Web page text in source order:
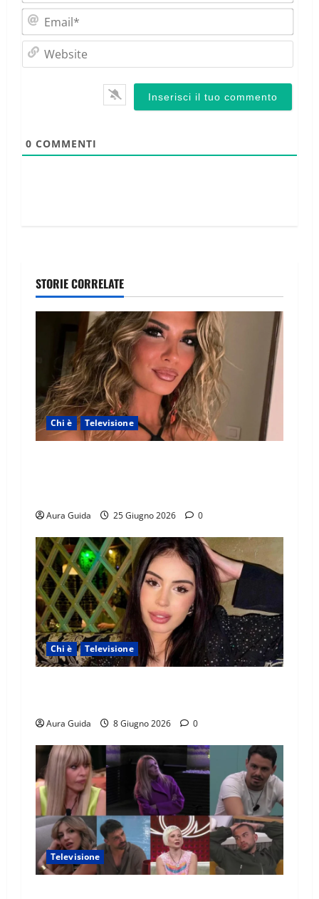
0 COMMENTI
STORIE CORRELATE
Chi è Televisione
Aura Guida 25 Giugno 2026 0
Chi è Televisione
Aura Guida 8 Giugno 2026 0
Televisione